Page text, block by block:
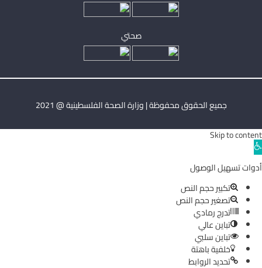
صحتي
جميع الحقوق محفوظة | وزارة الصحة الفلسطينية @ 2021
Skip to content
Open
toolbar
أدوات تسهيل الوصول
تكبير حجم النص
تصغير حجم النص
تدرج رمادي
تباين عالي
تباين سلبي
خلفية باهتة
تحديد الروابط